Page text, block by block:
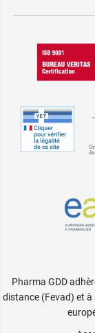
Pharma GDD
distance (Fevad) et